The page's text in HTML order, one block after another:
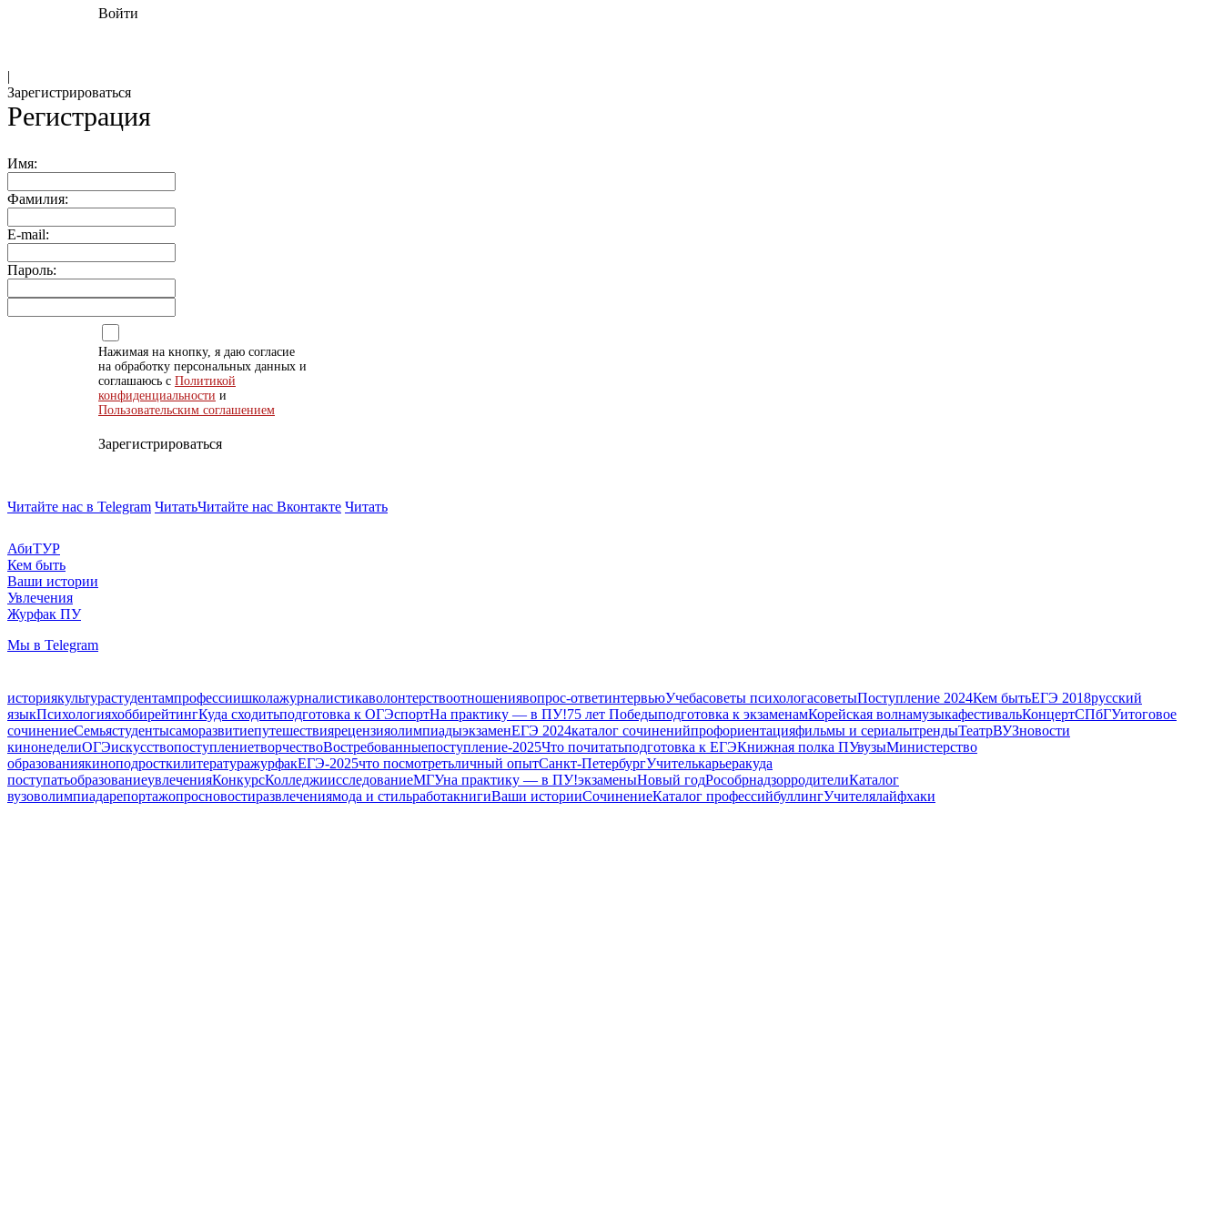
Войти
|
Зарегистрироваться
Регистрация
Имя:
Фамилия:
E-mail:
Пароль:
Нажимая на кнопку, я даю согласие
на обработку персональных данных и
соглашаюсь с Политикой
конфиденциальности и
Пользовательским соглашением
Зарегистрироваться
Читайте нас в Telegram ЧитатьЧитайте нас Вконтакте Читать
АбиТУР
Кем быть
Ваши истории
Увлечения
Журфак ПУ
Мы в Telegram
историякультурастудентампрофессиишколажурналистикаволонтерствоотношениявопрос-ответинтервьюУчебасоветы психологасоветыПоступление 2024Кем бытьЕГЭ 2018русский
языкПсихологияхоббирейтингКуда сходитьподготовка к ОГЭспортНа практику — в ПУ!75 лет Победыподготовка к экзаменамКорейская волнамузыкафестивальКонцертСПбГУитоговое
сочинениеСемьястудентысаморазвитиепутешествиярецензияолимпиадыэкзаменЕГЭ 2024каталог сочиненийпрофориентацияфильмы и сериалытрендыТеатрВУЗновости
кинонеделиОГЭискусствопоступлениетворчествоВостребованныепоступление-2025Что почитатьподготовка к ЕГЭКнижная полка ПУвузыМинистерство
образованиякиноподросткилитературажурфакЕГЭ-2025что посмотретьличный опытСанкт-ПетербургУчителькарьеракуда
поступатьобразованиеувлеченияКонкурсКолледжиисследованиеМГУна практику — в ПУ!экзаменыНовый годРособрнадзорродителиКаталог
вузоволимпиадарепортажопросновостиразвлечениямода и стильработакнигиВаши историиСочинениеКаталог профессийбуллингУчителялайфхаки